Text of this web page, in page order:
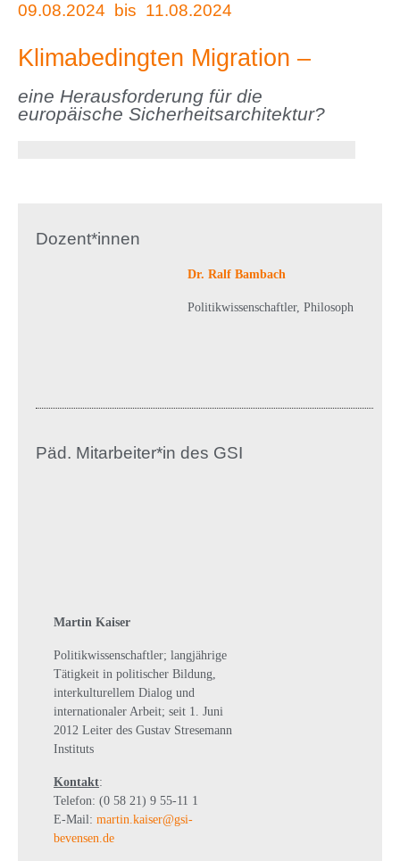
09.08.2024 bis 11.08.2024
Klimabedingten Migration –
eine Herausforderung für die
europäische Sicherheitsarchitektur?
Dozent*innen
Dr. Ralf Bambach
Politikwissenschaftler, Philosoph
Päd. Mitarbeiter*in des GSI
Martin Kaiser
Politikwissenschaftler; langjährige
Tätigkeit in politischer Bildung,
interkulturellem Dialog und
internationaler Arbeit; seit 1. Juni
2012 Leiter des Gustav Stresemann
Instituts
Kontakt:
Telefon: (0 58 21) 9 55-11 1
E-Mail: martin.kaiser@gsi-
bevensen.de